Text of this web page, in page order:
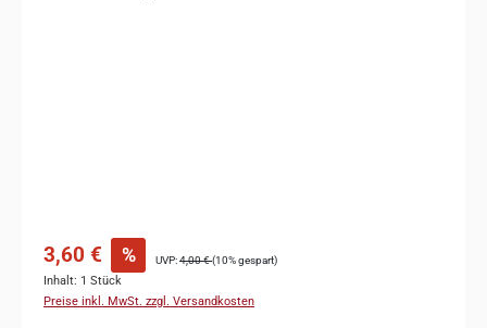
3,60 € % UVP:4,00 €(10% gespart)
Inhalt: 1 Stück
Preise inkl. MwSt. zzgl. Versandkosten